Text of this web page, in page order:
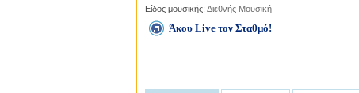
Είδος μουσικής: Διεθνής Μουσική
Άκου Live τον Σταθμό!